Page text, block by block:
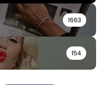
1663
154